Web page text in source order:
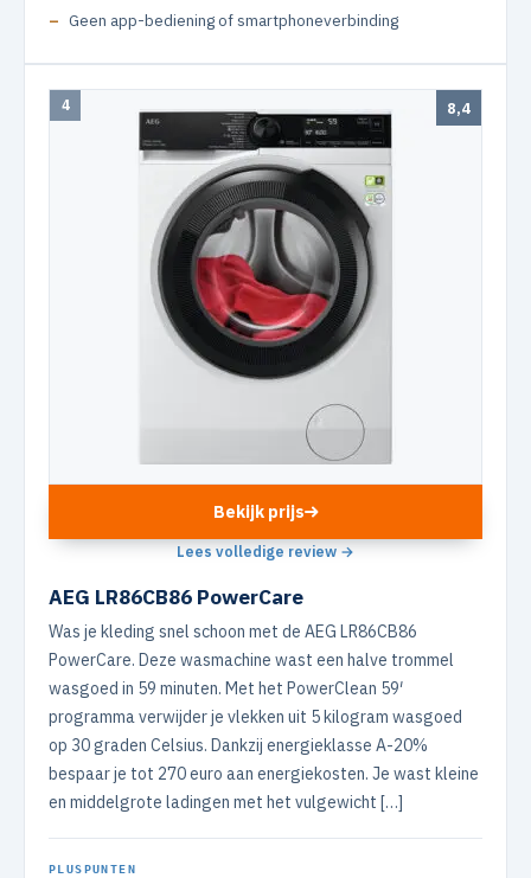
Geen app-bediening of smartphoneverbinding
4 8,4
Bekijk prijs
Lees volledige review →
AEG LR86CB86 PowerCare
Was je kleding snel schoon met de AEG LR86CB86
PowerCare. Deze wasmachine wast een halve trommel
wasgoed in 59 minuten. Met het PowerClean 59′
programma verwijder je vlekken uit 5 kilogram wasgoed
op 30 graden Celsius. Dankzij energieklasse A-20%
bespaar je tot 270 euro aan energiekosten. Je wast kleine
en middelgrote ladingen met het vulgewicht […]
PLUSPUNTEN